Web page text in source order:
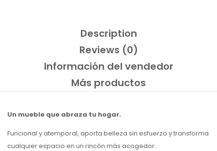
Description
Reviews (0)
Información del vendedor
Más productos
Un mueble que abraza tu hogar.
Funcional y atemporal, aporta belleza sin esfuerzo y transforma
cualquier espacio en un rincón más acogedor.